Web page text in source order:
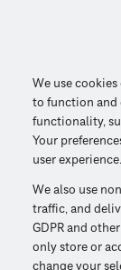
We use
to function and
functionality,
Your
user experience.
We also use
traffic, and
GDPR and
only store or
change your